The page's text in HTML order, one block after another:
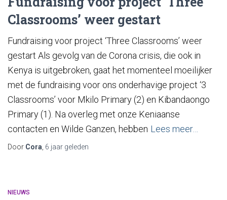
Classrooms’ weer gestart​
Fundraising voor project ‘Three Classrooms’ weer
gestart Als gevolg van de Corona crisis, die ook in
Kenya is uitgebroken, gaat het momenteel moeilijker
met de fundraising voor ons onderhavige project ‘3
Classrooms’ voor Mkilo Primary (2) en Kibandaongo
Primary (1). Na overleg met onze Keniaanse
contacten en Wilde Ganzen, hebben Lees meer…
Door Cora 6 jaar geleden
NIEUWS